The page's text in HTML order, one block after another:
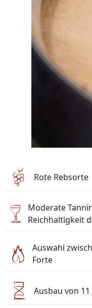
Rote Rebsorte
Moderate
Reichhaltigkeit
Auswahl
Forte
Ausbau von